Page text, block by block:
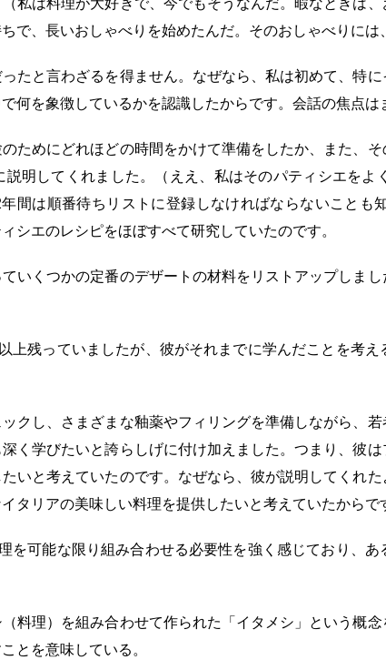
私は料理が大好きで、今でもそうなんだ。暇なときは
で、長いおしゃべりを始めたんだ。そのおしゃべりには
たと言わざるを得ません。なぜなら、私は初めて、特
何を象徴しているかを認識したからです。会話の焦点は
ためにどれほどの時間をかけて準備をしたか、また、
明してくれました。（ええ、私はそのパティシエを
間は順番待ちリストに登録しなければならないことも
シエのレシピをほぼすべて研究していたのです。
いくつかの定番のデザートの材料をリストアップしま
上残っていましたが、彼がそれまでに学んだことを考
クし、さまざまな釉薬やフィリングを準備しながら、
く学びたいと誇らしげに付け加えました。つまり、彼
いと考えていたのです。なぜなら、彼が説明してくれ
タリアの美味しい料理を提供したいと考えていたからで
を可能な限り組み合わせる必要性を強く感じており、
料理）を組み合わせて作られた「イタメシ」という概
とを意味している。